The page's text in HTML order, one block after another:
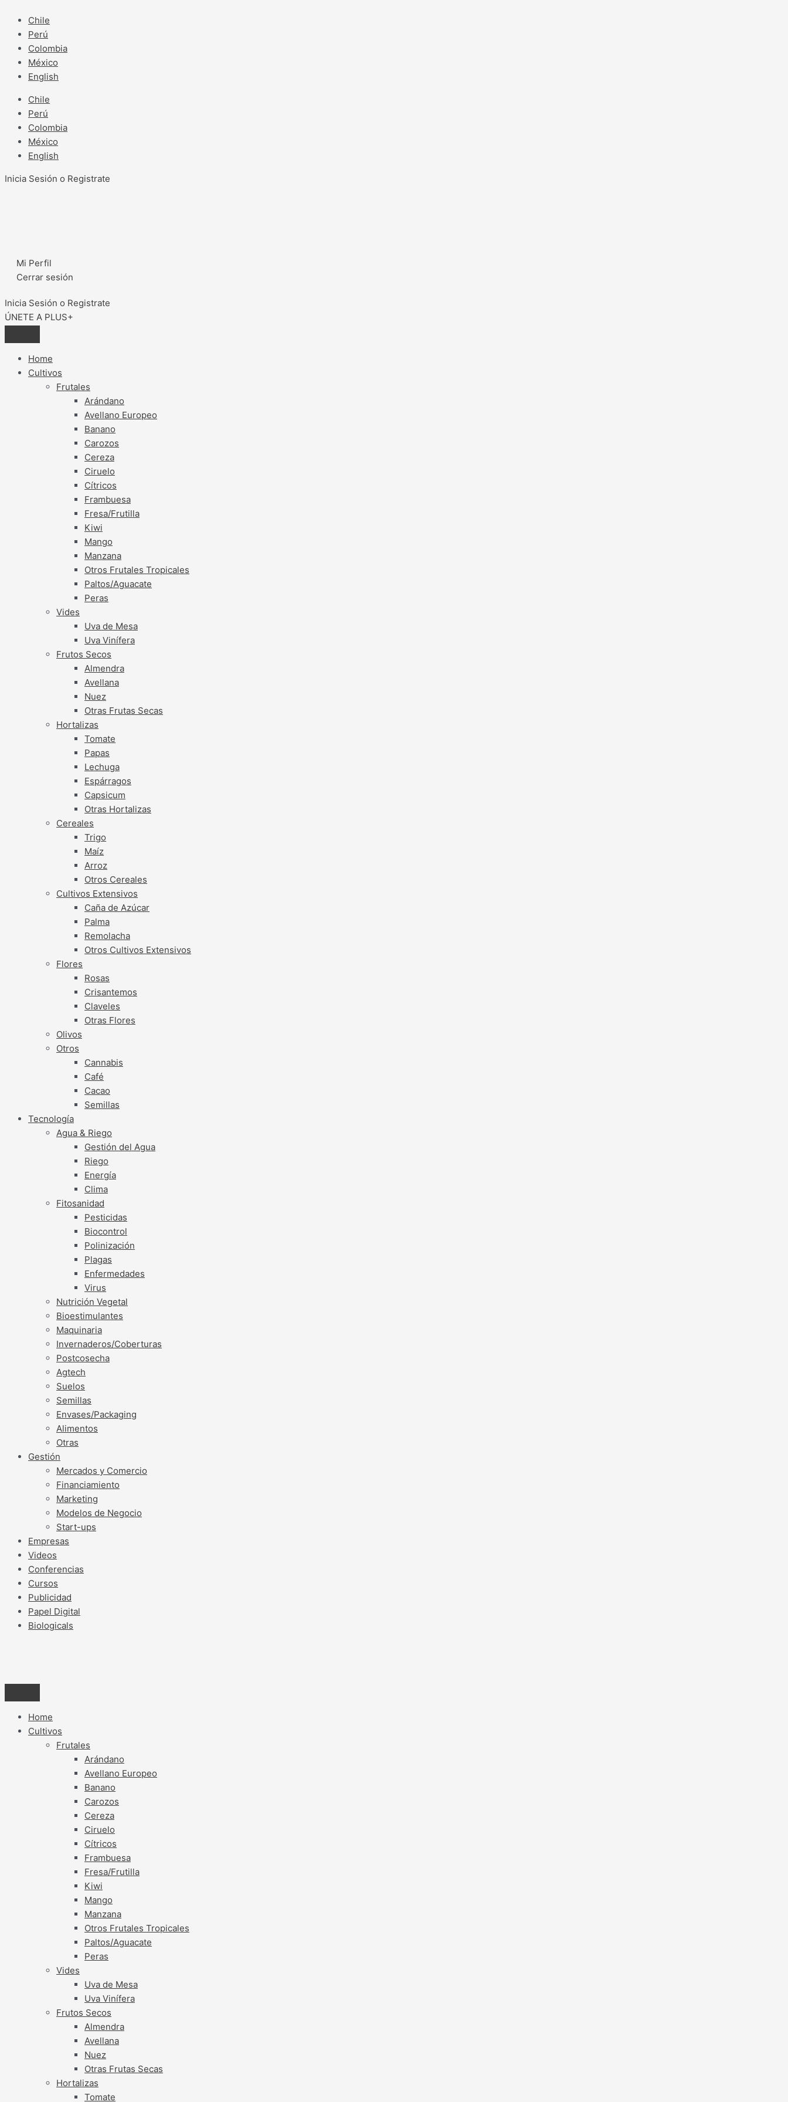
contenido
Chile
Perú
Colombia
México
English
Chile
Perú
Colombia
México
English
Inicia Sesión o Registrate
Mi Perfil
Cerrar sesión
Inicia Sesión o Registrate
ÚNETE A PLUS+
Home
Cultivos
Frutales
Arándano
Avellano Europeo
Banano
Carozos
Cereza
Ciruelo
Cítricos
Frambuesa
Fresa/Frutilla
Kiwi
Mango
Manzana
Otros Frutales Tropicales
Paltos/Aguacate
Peras
Vides
Uva de Mesa
Uva Vinífera
Frutos Secos
Almendra
Avellana
Nuez
Otras Frutas Secas
Hortalizas
Tomate
Papas
Lechuga
Espárragos
Capsicum
Otras Hortalizas
Cereales
Trigo
Maíz
Arroz
Otros Cereales
Cultivos Extensivos
Caña de Azúcar
Palma
Remolacha
Otros Cultivos Extensivos
Flores
Rosas
Crisantemos
Claveles
Otras Flores
Olivos
Otros
Cannabis
Café
Cacao
Semillas
Tecnología
Agua & Riego
Gestión del Agua
Riego
Energía
Clima
Fitosanidad
Pesticidas
Biocontrol
Polinización
Plagas
Enfermedades
Virus
Nutrición Vegetal
Bioestimulantes
Maquinaria
Invernaderos/Coberturas
Postcosecha
Agtech
Suelos
Semillas
Envases/Packaging
Alimentos
Otras
Gestión
Mercados y Comercio
Financiamiento
Marketing
Modelos de Negocio
Start-ups
Empresas
Videos
Conferencias
Cursos
Publicidad
Papel Digital
Biologicals
Home
Cultivos
Frutales
Arándano
Avellano Europeo
Banano
Carozos
Cereza
Ciruelo
Cítricos
Frambuesa
Fresa/Frutilla
Kiwi
Mango
Manzana
Otros Frutales Tropicales
Paltos/Aguacate
Peras
Vides
Uva de Mesa
Uva Vinífera
Frutos Secos
Almendra
Avellana
Nuez
Otras Frutas Secas
Hortalizas
Tomate